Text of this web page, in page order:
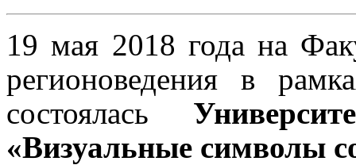
19 мая 2018 года на
регионоведения в
состоялась
«Визуальные символы